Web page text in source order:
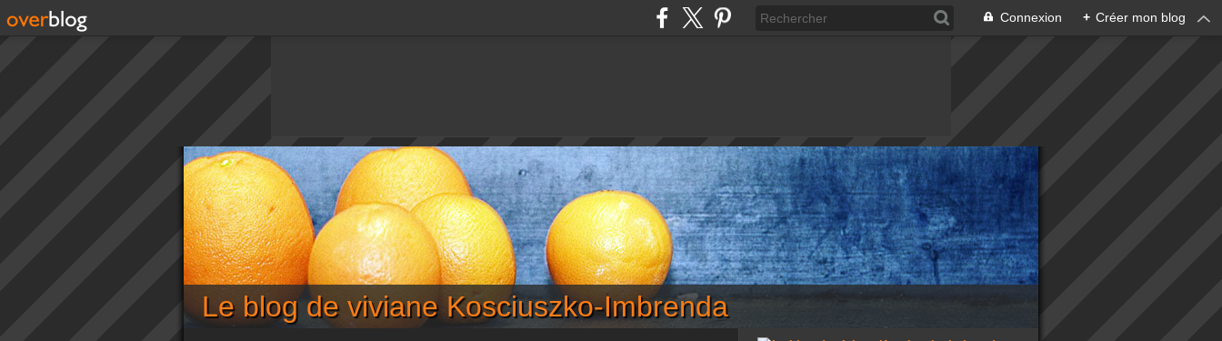
Connexion + Créer mon blog
Le blog de viviane Kosciuszko-Imbrenda